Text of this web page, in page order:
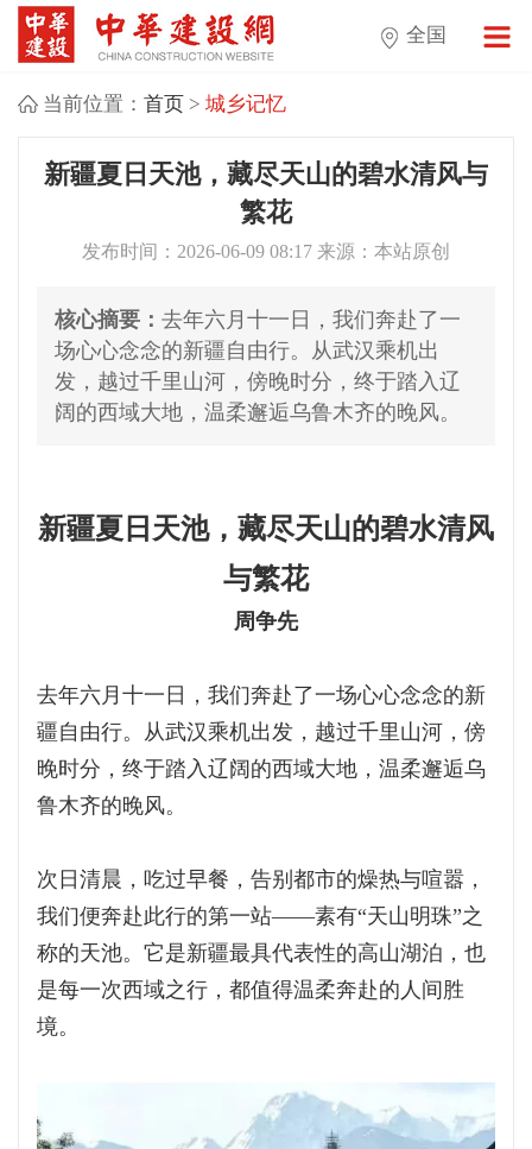
全国
当前位置： 首页> 城乡记忆
新疆夏日天池，藏尽天山的碧水清风与
繁花
发布时间：2026-06-09 08:17 来源：本站原创
核心摘要： 去年六月十一日，我们奔赴了一
场心心念念的新疆自由行。从武汉乘机出
发，越过千里山河，傍晚时分，终于踏入辽
阔的西域大地，温柔邂逅乌鲁木齐的晚风。
新疆夏日天池，藏尽天山的碧水清风
与繁花
周争先
去年六月十一日，我们奔赴了一场心心念念的新
疆自由行。从武汉乘机出发，越过千里山河，傍
晚时分，终于踏入辽阔的西域大地，温柔邂逅乌
鲁木齐的晚风。
次日清晨，吃过早餐，告别都市的燥热与喧嚣，
我们便奔赴此行的第一站——素有“天山明珠”之
称的天池。它是新疆最具代表性的高山湖泊，也
是每一次西域之行，都值得温柔奔赴的人间胜
境。